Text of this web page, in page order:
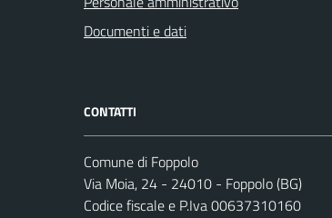
Documenti e dati
CONTATTI
Comune di Foppolo
Via Moia, 24 - 24010 - Foppolo (BG)
Codice fiscale e P.Iva 00637310160